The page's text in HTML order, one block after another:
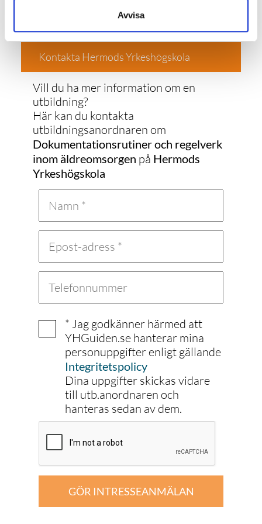
Avvisa
Kontakta Hermods Yrkeshögskola
Vill du ha mer information om en
utbildning?
Här kan du kontakta
utbildningsanordnaren om
Dokumentationsrutiner och regelverk
inom äldreomsorgen på Hermods
Yrkeshögskola
* Jag godkänner härmed att
YHGuiden.se hanterar mina
personuppgifter enligt gällande
Integritetspolicy
Dina uppgifter skickas vidare
till utb.anordnaren och
hanteras sedan av dem.
GÖR INTRESSEANMÄLAN